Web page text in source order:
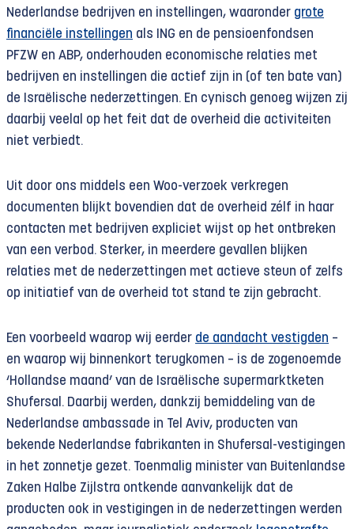
Nederlandse bedrijven en instellingen, waaronder grote
financiële instellingen als ING en de pensioenfondsen
PFZW en ABP, onderhouden economische relaties met
bedrijven en instellingen die actief zijn in (of ten bate van)
de Israëlische nederzettingen. En cynisch genoeg wijzen zij
daarbij veelal op het feit dat de overheid die activiteiten
niet verbiedt.
Uit door ons middels een Woo-verzoek verkregen
documenten blijkt bovendien dat de overheid zélf in haar
contacten met bedrijven expliciet wijst op het ontbreken
van een verbod. Sterker, in meerdere gevallen blijken
relaties met de nederzettingen met actieve steun of zelfs
op initiatief van de overheid tot stand te zijn gebracht.
Een voorbeeld waarop wij eerder de aandacht vestigden –
en waarop wij binnenkort terugkomen – is de zogenoemde
‘Hollandse maand’ van de Israëlische supermarktketen
Shufersal. Daarbij werden, dankzij bemiddeling van de
Nederlandse ambassade in Tel Aviv, producten van
bekende Nederlandse fabrikanten in Shufersal-vestigingen
in het zonnetje gezet. Toenmalig minister van Buitenlandse
Zaken Halbe Zijlstra ontkende aanvankelijk dat de
producten ook in vestigingen in de nederzettingen werden